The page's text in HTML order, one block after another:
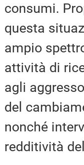
consumi.
questa
ampio
attività di
agli
del
nonché
redditività